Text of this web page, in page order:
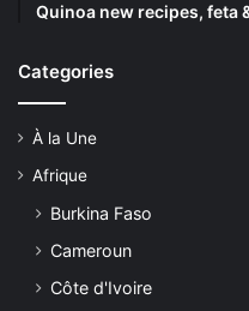
Quinoa new recipes, feta
Categories
À la Une
Afrique
Burkina Faso
Cameroun
Côte d'Ivoire